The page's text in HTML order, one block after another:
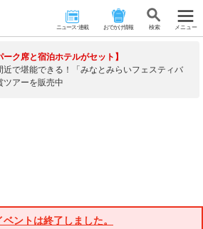
ニュース･連載 おでかけ情報 検 索 メニュー
ーク席と宿泊ホテルがセット】
近で堪能できる！「みなとみらいフェスティバ
ツアーを販売中
ベントは終了しました。